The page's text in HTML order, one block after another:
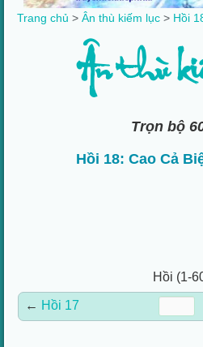
Trang chủ >Ân thù kiếm lục > Hồi
Ân thù
Trọn bộ
Hồi 18: Cao Cả
Hồi (1-
← Hồi 17